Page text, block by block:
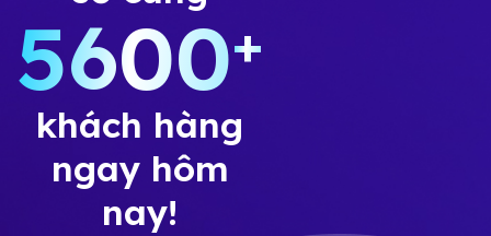
5600+
khách hàng
ngay hôm
nay!